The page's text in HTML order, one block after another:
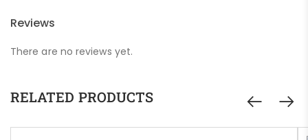
Reviews
There are no reviews yet.
RELATED PRODUCTS